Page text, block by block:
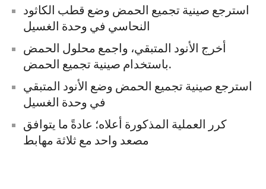
استرجع صينية تجميع الحمض وضع قطب الكاثود
النحاسي في وحدة الغسيل
أخرج الأنود المتبقي، واجمع محلول الحمض
باستخدام صينية تجميع الحمض.
استرجع صينية تجميع الحمض وضع الأنود المتبقي
في وحدة الغسيل
كرر العملية المذكورة أعلاه؛ عادةً ما يتوافق
مصعد واحد مع ثلاثة مهابط